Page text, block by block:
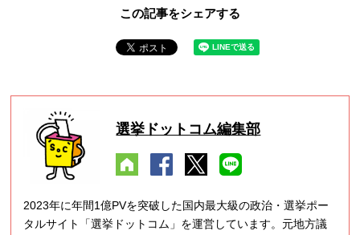
この記事をシェアする
選挙ドットコム編集部
2023年に年間1億PVを突破した国内最大級の政治・選挙ポー
タルサイト「選挙ドットコム」を運営しています。元地方議